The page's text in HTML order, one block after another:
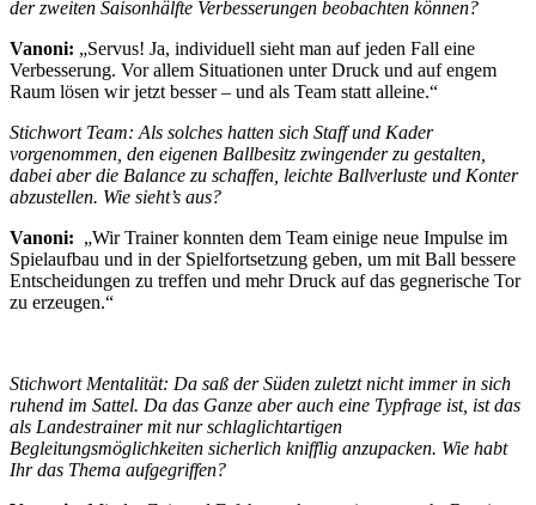
der zweiten Saisonhälfte Verbesserungen beobachten können?
Vanoni: „Servus! Ja, individuell sieht man auf jeden Fall eine
Verbesserung. Vor allem Situationen unter Druck und auf engem
Raum lösen wir jetzt besser – und als Team statt alleine.“
Stichwort Team: Als solches hatten sich Staff und Kader
vorgenommen, den eigenen Ballbesitz zwingender zu gestalten,
dabei aber die Balance zu schaffen, leichte Ballverluste und Konter
abzustellen. Wie sieht’s aus?
Vanoni: „Wir Trainer konnten dem Team einige neue Impulse im
Spielaufbau und in der Spielfortsetzung geben, um mit Ball bessere
Entscheidungen zu treffen und mehr Druck auf das gegnerische Tor
zu erzeugen.“
Stichwort Mentalität: Da saß der Süden zuletzt nicht immer in sich
ruhend im Sattel. Da das Ganze aber auch eine Typfrage ist, ist das
als Landestrainer mit nur schlaglichtartigen
Begleitungsmöglichkeiten sicherlich knifflig anzupacken. Wie habt
Ihr das Thema aufgegriffen?